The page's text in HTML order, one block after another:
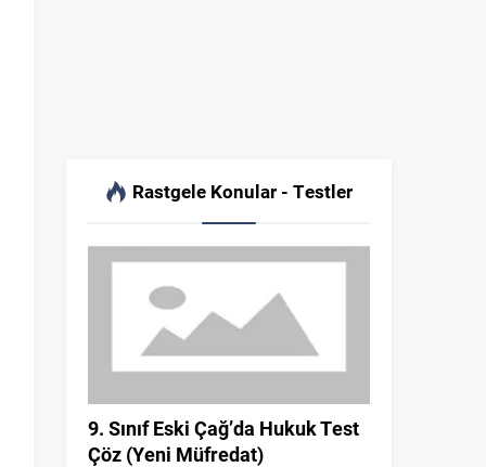
Rastgele Konular - Testler
9. Sınıf Eski Çağ’da Hukuk Test
Çöz (Yeni Müfredat)